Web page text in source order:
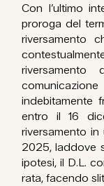
Con l’ultimo
proroga del
riversamento
indebitamente
entro il 16
riversamento
2025, laddove
ipotesi, il D.L.
rata, facendo